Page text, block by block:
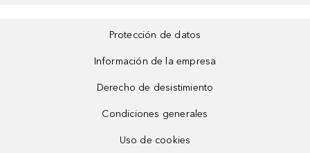
Protección de datos
Información de la empresa
Derecho de desistimiento
Condiciones generales
Uso de cookies